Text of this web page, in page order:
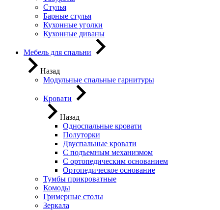
Стулья
Барные стулья
Кухонные уголки
Кухонные диваны
Мебель для спальни
Назад
Модульные спальные гарнитуры
Кровати
Назад
Односпальные кровати
Полуторки
Двуспальные кровати
С подъемным механизмом
С ортопедическим основанием
Ортопедическое основание
Тумбы прикроватные
Комоды
Гримерные столы
Зеркала